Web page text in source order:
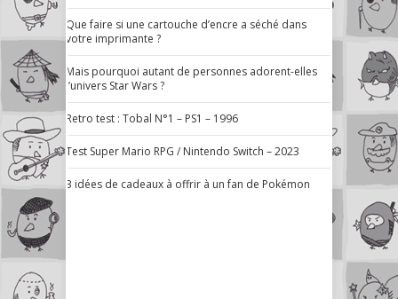
Que faire si une cartouche d’encre a séché dans
votre imprimante ?
Mais pourquoi autant de personnes adorent-elles
l’univers Star Wars ?
Retro test : Tobal N°1 – PS1 – 1996
Test Super Mario RPG / Nintendo Switch – 2023
3 idées de cadeaux à offrir à un fan de Pokémon